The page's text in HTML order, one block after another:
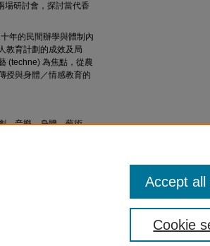
場研討會，探討當代香
年的民間辦學與體制內
教育計劃的成效及局
(techne) 為焦點，從農
授與身體／情感教育的
、音樂、身體、藝術
Cookie
Accept all